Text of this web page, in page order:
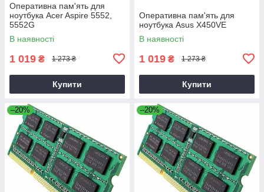
Оперативна пам'ять для
ноутбука Acer Aspire 5552,
5552G
В наявності
1 019 ₴ 1 273 ₴
Купити
Оперативна пам'ять для
ноутбука Asus X450VE
В наявності
1 019 ₴ 1 273 ₴
Купити
–20% –20%